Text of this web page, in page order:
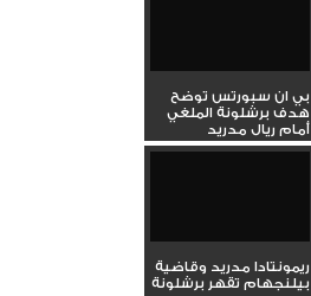
بي ان سبورتس توضح
هدف برشلونة الملغي
أمام ريال مدريد
ريمونتادا مدريد وقاضية
بيلنجهام تقهر برشلونة